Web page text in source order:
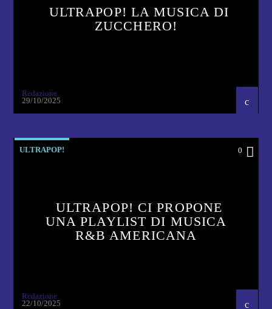
ULTRAPOP! LA MUSICA DI
ZUCCHERO!
Redazione
29/10/2025
ULTRAPOP! 0
ULTRAPOP! CI PROPONE
UNA PLAYLIST DI MUSICA
R&B AMERICANA
Redazione
22/10/2025